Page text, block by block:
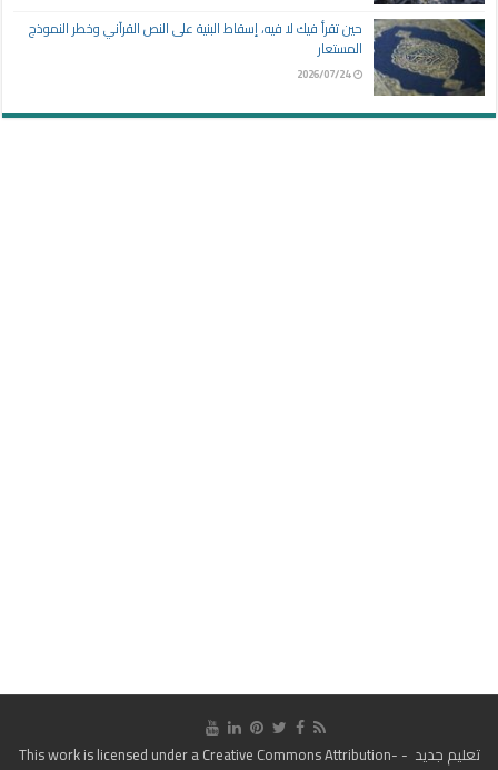
حين تقرأ فيك لا فيه، إسقاط البنية على النص القرآني وخطر النموذج
المستعار
2026/07/24
تعليم جديد - This work is licensed under a
Creative Commons Attribution-